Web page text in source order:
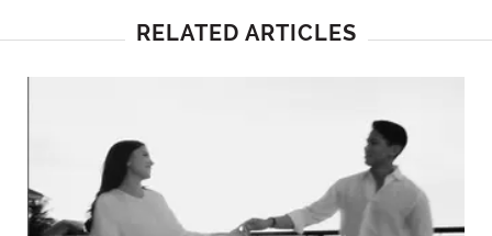
RELATED ARTICLES